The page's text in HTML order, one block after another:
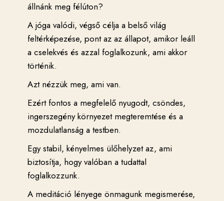
állnánk meg félúton?
A jóga valódi, végső célja a belső világ
feltérképezése, pont az az állapot, amikor leáll
a cselekvés és azzal foglalkozunk, ami akkor
történik.
Azt nézzük meg, ami van.
Ezért fontos a megfelelő nyugodt, csöndes,
ingerszegény környezet megteremtése és a
mozdulatlanság a testben.
Egy stabil, kényelmes ülőhelyzet az, ami
biztosítja, hogy valóban a tudattal
foglalkozzunk.
A meditáció lényege önmagunk megismerése,